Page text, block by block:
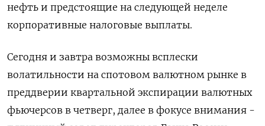
нефть и предстоящие на следующей неделе
корпоративные налоговые выплаты.
Сегодня и завтра возможны всплески
волатильности на спотовом валютном рынке в
преддверии квартальной экспирации валютных
фьючерсов в четверг, далее в фокусе внимания -